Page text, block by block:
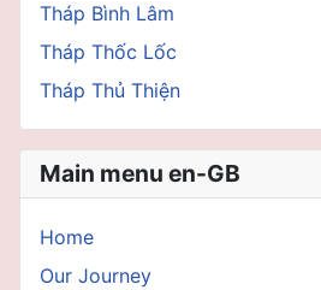
Tháp Bình Lâm
Tháp Thốc Lốc
Tháp Thủ Thiện
Main menu en-GB
Home
Our Journey